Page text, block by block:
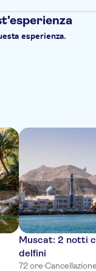
esperienza.
Muscat: 2 notti
delfini
72 ore·